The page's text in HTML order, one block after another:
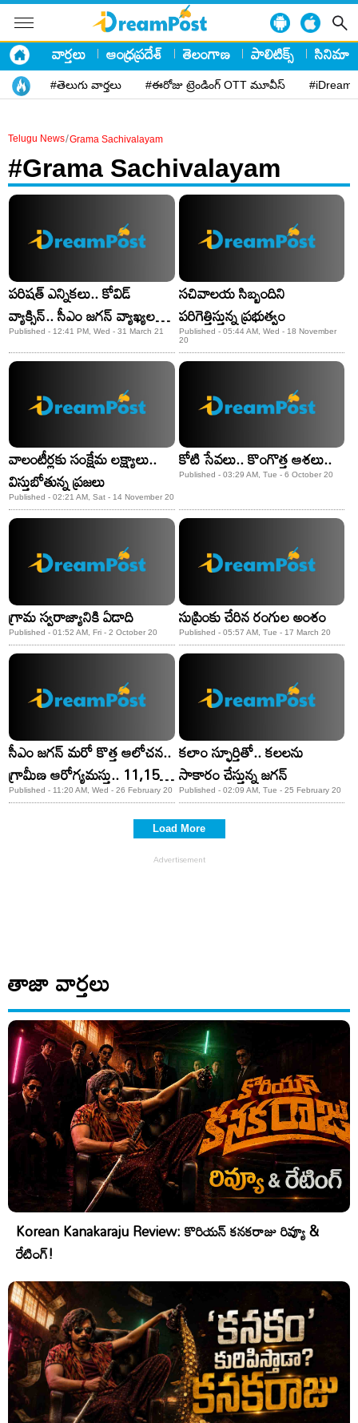
వార్తలు ఆంధ్రప్రదేశ్ తెలంగాణ పాలిటిక్స్ సినిమా
#తెలుగు వార్తలు #ఈరోజు ట్రెండింగ్ OTT మూవీస్
Telugu News/Grama Sachivalayam
#Grama Sachivalayam
పరిషత్‌ ఎన్నికలు.. కోవిడ్‌
వ్యాక్సిన్‌.. సీఎం జగన్‌ వ్యాఖ్యల
వెనుక ఆంతర్యమదేనా..?
Published - 12:41 PM, Wed - 31 March 21
సచివాలయ సిబ్బందిని
పరిగెత్తిస్తున్న ప్రభుత్వం
Published - 05:44 AM, Wed - 18 November
20
వాలంటీర్లకు సంక్షేమ లక్ష్యాలు..
విస్తుబోతున్న ప్రజలు
Published - 02:21 AM, Sat - 14 November 20
కోటి సేవలు.. కొంగొత్త ఆశలు..
Published - 03:29 AM, Tue - 6 October 20
గ్రామ స్వరాజ్యానికి ఏడాది
Published - 01:52 AM, Fri - 2 October 20
సుప్రింకు చేరిన రంగుల అంశం
Published - 05:57 AM, Tue - 17 March 20
సీఎం జగన్‌ మరో కొత్త ఆలోచన..
గ్రామీణ ఆరోగ్యమస్తు.. 11,158
మందికి ప్రభుత్వ ఉద్యోగాలు..
Published - 11:20 AM, Wed - 26 February 20
కలాం స్ఫూర్తితో.. కలలను
సాకారం చేస్తున్న జగన్‌
Published - 02:09 AM, Tue - 25 February 20
Load More
తాజా వార్తలు
Korean Kanakaraju Review: కొరియన్ కనకరాజు రివ్యూ &
రేటింగ్!